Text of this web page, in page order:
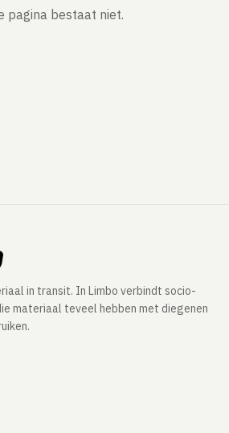
pagina bestaat niet.
in transit. In Limbo verbindt socio-
materiaal teveel hebben met diegenen